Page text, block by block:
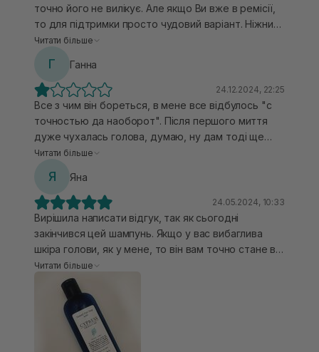
точно його не вилікує. Але якщо Ви вже в ремісії,
то для підтримки просто чудовий варіант. Ніжний,
гарно промиває, досить добре піниться,
аромат, мені сподобався!
Читати більше
Г Ганна
24.12.2024, 22:25
Все з чим він бореться, в мене все відбулось "с
точностью да наоборот". Після першого миття
дуже чухалась голова, думаю, ну дам тоді ще
один шанс. Друга помивка голови - знову
перевірила шампунь на хлопцеві, в нього
з'явились ранки на шкірі голови та трохи лупи. За
що ти так з нами, клятий шампунь?
Читати більше
Я Яна
24.05.2024, 10:33
Вирішила написати відгук, так як сьогодні
закінчився цей шампунь. Якщо у вас вибаглива
шкіра голови, як у мене, то він вам точно стане в
пригоді) Маю проблеми такого роду як
себорейний дерматит, вічний зуд і суха лупа. Так,
він не вилікує повністю ці проблеми, але цей
шампунь позбавляє основних симптомів і
дискомфорту. Як бонус дуже класно доглядає за
волосиною по всій довжині, бо хто стикався з
Читати більше